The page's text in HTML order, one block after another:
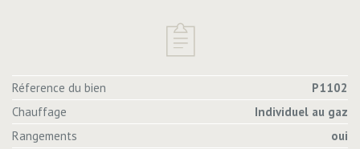
Réference du bien
P1102
Chauffage
Individuel au gaz
Rangements
oui